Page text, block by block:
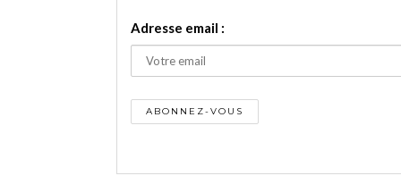
Adresse email :